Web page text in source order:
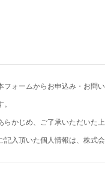
フォームからお申込み・お問
。
らかじめ、ご了承いただいた
記入頂いた個人情報は、株式